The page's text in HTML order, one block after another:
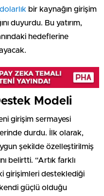
bir kaynağın girişim
duyurdu. Bu yatırım,
hedeflerine
Modeli
girişim sermayesi
durdu. İlk olarak,
şekilde özelleştirilmiş
belirtti. “Artık farklı
girişimleri desteklediği
güçlü olduğu